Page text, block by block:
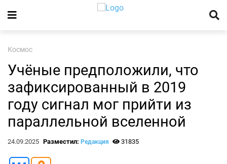
Космос
Учёные предположили, что
зафиксированный в 2019
году сигнал мог прийти из
параллельной вселенной
24.09.2025 Разместил: Редакция 31835